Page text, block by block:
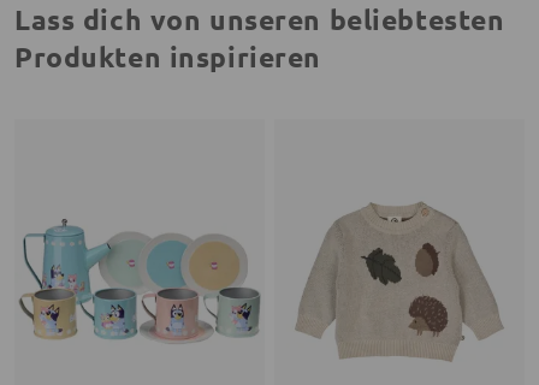
Lass dich von unseren beliebtesten
Produkten inspirieren